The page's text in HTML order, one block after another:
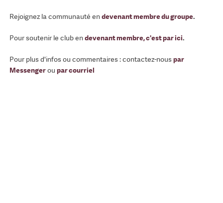
Rejoignez la communauté endevenant membre du groupe.
Pour soutenir le club endevenant membre, c'est par ici.
Pour plus d'infos ou commentaires : contactez-nouspar
Messengerou par courriel